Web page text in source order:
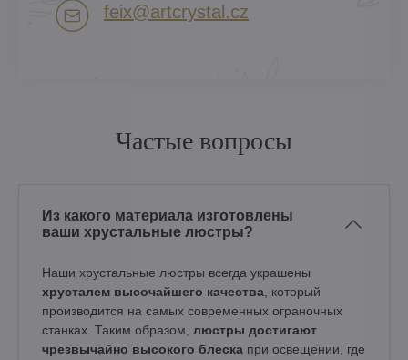
feix​@artcrystal​.cz
Частые вопросы
Из какого материала изготовлены
ваши хрустальные люстры?
Наши хрустальные люстры всегда украшены
хрусталем высочайшего качества, который
производится на самых современных ограночных
станках. Таким образом, люстры достигают
чрезвычайно высокого блеска при освещении, где